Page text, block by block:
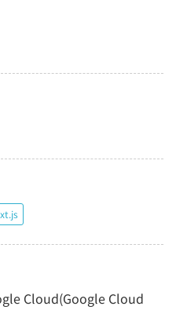
Cloud(Google Cloud